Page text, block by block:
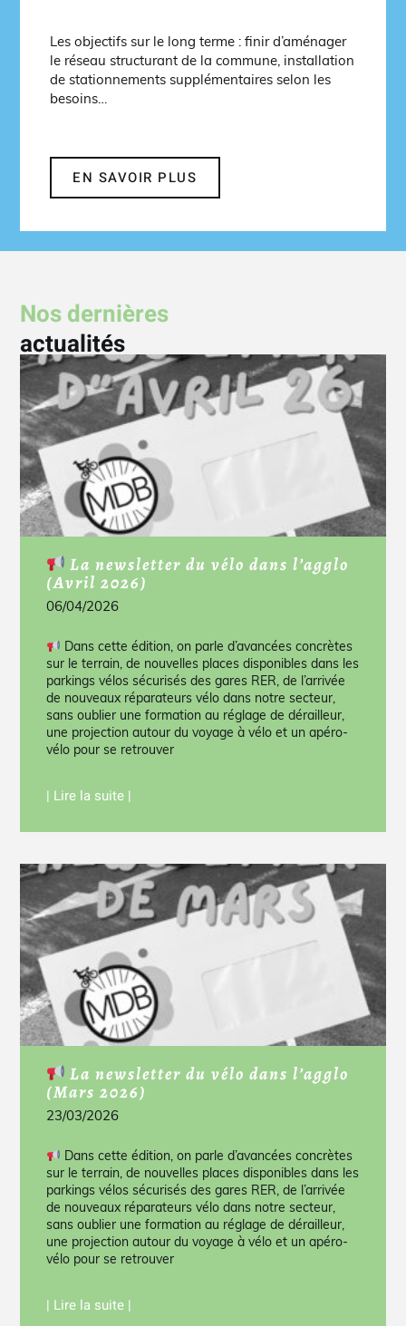
Les objectifs sur le long terme : finir d’aménager
le réseau structurant de la commune, installation
de stationnements supplémentaires selon les
besoins…
EN SAVOIR PLUS
Nos dernières
actualités
La newsletter du vélo dans l’agglo
(Avril 2026)
06/04/2026
Dans cette édition, on parle d’avancées concrètes
sur le terrain, de nouvelles places disponibles dans les
parkings vélos sécurisés des gares RER, de l’arrivée
de nouveaux réparateurs vélo dans notre secteur,
sans oublier une formation au réglage de dérailleur,
une projection autour du voyage à vélo et un apéro-
vélo pour se retrouver
| Lire la suite |
La newsletter du vélo dans l’agglo
(Mars 2026)
23/03/2026
Dans cette édition, on parle d’avancées concrètes
sur le terrain, de nouvelles places disponibles dans les
parkings vélos sécurisés des gares RER, de l’arrivée
de nouveaux réparateurs vélo dans notre secteur,
sans oublier une formation au réglage de dérailleur,
une projection autour du voyage à vélo et un apéro-
vélo pour se retrouver
| Lire la suite |